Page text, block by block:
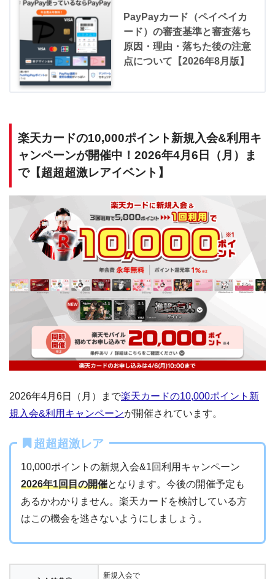
PayPayカード（ペイペイカ
ード）の審査基準と審査落ち
原因・理由・落ちた後の注意
点について【2026年8月版】
楽天カードの10,000ポイント新規入会&利用キ
ャンペーンが開催中！2026年4月6日（月）ま
で【超超超激レアイベント】
2026年4月6日（月）まで楽天カードの10,000ポイント新
規入会&利用キャンペーンが開催されています。
超超超激レア
10,000ポイントの新規入会&1回利用キャンペーン
2026年1回目の開催となります。今後の開催予定も
あるかわかりません。楽天カードを検討している方
はこの機会を逃さないようにしましょう。
新規入会で